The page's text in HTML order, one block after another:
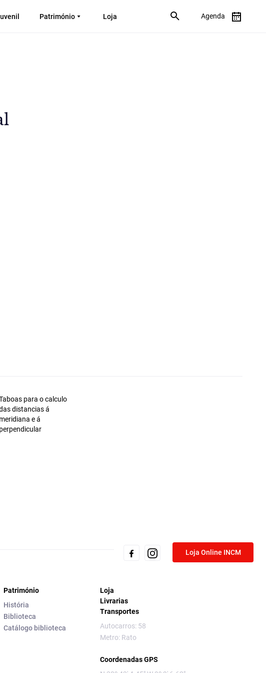
Património Loja Agenda
para o calculo
distancias á
meridiana e á
perpendicular
Loja Online INCM
Património
História
Biblioteca
Catálogo biblioteca
Loja
Livrarias
Transportes
Autocarros: 58
Metro: Rato
Coordenadas GPS